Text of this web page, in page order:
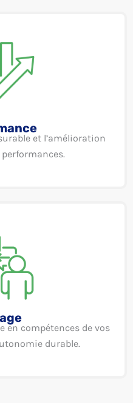
et l’amélioration
en compétences de vos
durable.